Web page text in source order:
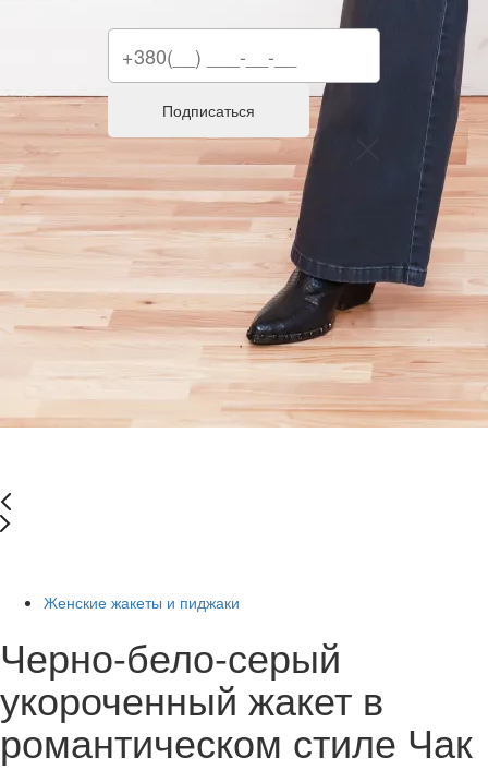
Женские жакеты и пиджаки
Черно-бело-серый
укороченный жакет в
романтическом стиле Чак
Подписаться